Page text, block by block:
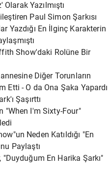
Yazılmıştı
Paul Simon Şarkısı
Yazdığı En İlginç Karakterin
Show'daki Rolüne Bir
Diğer Torunların
Etti - O da Ona Şaka Yapardı
Şaşırttı
"When I'm Sixty-Four"
Neden Katıldığı "En
Paylaştı
En Harika Şarkı"